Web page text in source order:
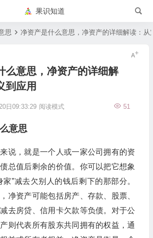
果识知道
思 净资产是什么意思，净资产的详细解读：从
么意思，净资产的详细解
到应用
日09:33:29 51
阅读模式
意思
说，就是一个人或一家公司拥有的资
总值后剩余的价值。你可以把它想象
家”减去欠别人的钱后剩下的那部分。
净资产可能包括房产、存款、股票、
去房贷、信用卡欠款等负债。对于公
则代表所有股东共同拥有的权益，通